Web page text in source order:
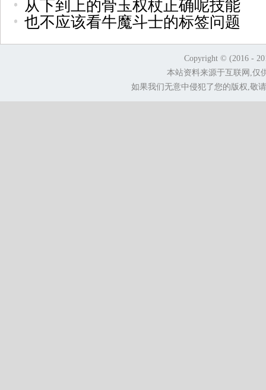
从下到上的骨玉权杖正确呢技能
也不应该看牛魔斗士的标签问题
Copyright © (2016 -
本站资料来源于互联网,仅
如果我们无意中侵犯了您的版权,敬